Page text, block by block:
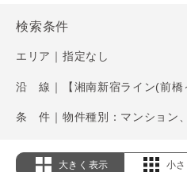
検索条件
エリア｜指定なし
大きく表示 小